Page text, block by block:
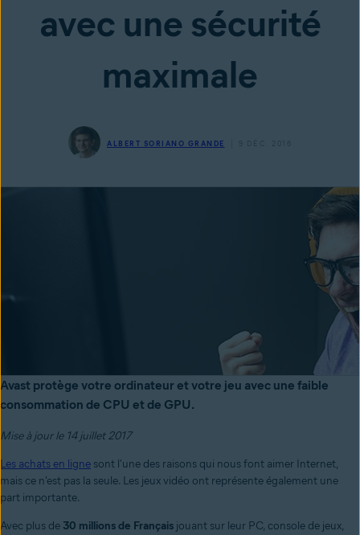
avec une sécurité
maximale
ALBERT SORIANO GRANDE 9 DÉC. 2016
Avast protège votre ordinateur et votre jeu avec une faible
consommation de CPU et de GPU.
Mise à jour le 14 juillet 2017
Les achats en ligne sont l'une des raisons qui nous font aimer Internet,
mais ce n'est pas la seule. Les jeux vidéo ont représente également une
part importante.
Avec plus de 30 millions de Français jouant sur leur PC, console de jeux,